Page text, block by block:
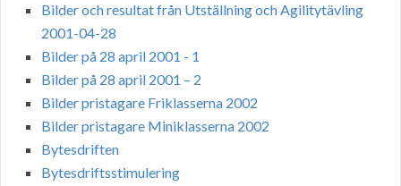
Bilder och resultat från Utställning och Agilitytävling
2001-04-28
Bilder på 28 april 2001 - 1
Bilder på 28 april 2001 – 2
Bilder pristagare Friklasserna 2002
Bilder pristagare Miniklasserna 2002
Bytesdriften
Bytesdriftsstimulering